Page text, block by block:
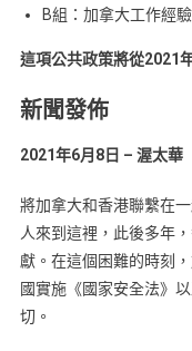
新
的
永
居
留
途
徑.
B組：加拿大工作經驗
這項公共政策將從2021
新聞發佈
2021年6月8日 – 渥太華
將加拿大和香港聯繫在
人來到這裡，此後多年
獻。在這個困難的時刻
國實施《國家安全法》
切。